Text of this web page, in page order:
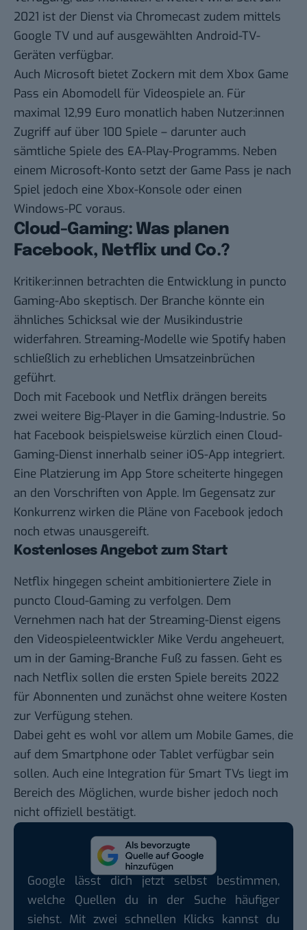
2021 ist der Dienst via Chromecast zudem mittels
Google TV und auf ausgewählten Android-TV-
Geräten verfügbar.
Auch Microsoft bietet Zockern mit dem Xbox Game
Pass ein Abomodell für Videospiele an. Für
maximal 12,99 Euro monatlich haben Nutzer:innen
Zugriff auf über 100 Spiele – darunter auch
sämtliche Spiele des EA-Play-Programms. Neben
einem Microsoft-Konto setzt der Game Pass je nach
Spiel jedoch eine Xbox-Konsole oder einen
Windows-PC voraus.
Cloud-Gaming: Was planen
Facebook, Netflix und Co.?
Kritiker:innen betrachten die Entwicklung in puncto
Gaming-Abo skeptisch. Der Branche könnte ein
ähnliches Schicksal wie der Musikindustrie
widerfahren. Streaming-Modelle wie Spotify haben
schließlich zu erheblichen Umsatzeinbrüchen
geführt.
Doch mit Facebook und Netflix drängen bereits
zwei weitere Big-Player in die Gaming-Industrie. So
hat Facebook beispielsweise kürzlich einen Cloud-
Gaming-Dienst innerhalb seiner iOS-App integriert.
Eine Platzierung im App Store scheiterte hingegen
an den Vorschriften von Apple. Im Gegensatz zur
Konkurrenz wirken die Pläne von Facebook jedoch
noch etwas unausgereift.
Kostenloses Angebot zum Start
Netflix hingegen scheint ambitioniertere Ziele in
puncto Cloud-Gaming zu verfolgen. Dem
Vernehmen nach hat der Streaming-Dienst eigens
den Videospieleentwickler Mike Verdu angeheuert,
um in der Gaming-Branche Fuß zu fassen. Geht es
nach Netflix sollen die ersten Spiele bereits 2022
für Abonnenten und zunächst ohne weitere Kosten
zur Verfügung stehen.
Dabei geht es wohl vor allem um Mobile Games, die
auf dem Smartphone oder Tablet verfügbar sein
sollen. Auch eine Integration für Smart TVs liegt im
Bereich des Möglichen, wurde bisher jedoch noch
nicht offiziell bestätigt.
Google lässt dich jetzt selbst bestimmen,
welche Quellen du in der Suche häufiger
siehst. Mit zwei schnellen Klicks kannst du